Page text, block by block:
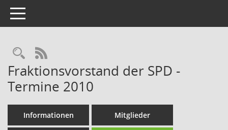
Toggle navigation
Rechercheauswahl
RSS-Feed
Fraktionsvorstand der SPD -
Termine 2010
Informationen Mitglieder